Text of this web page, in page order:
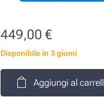
449,00 €
Disponibile in 3 giorni
Aggiungi al